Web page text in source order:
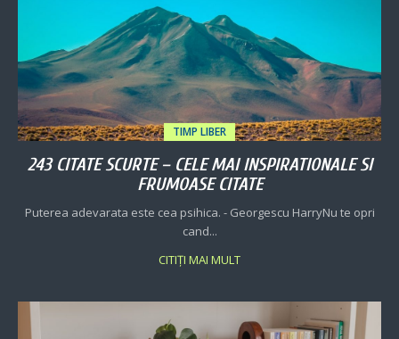
TIMP LIBER
243 CITATE SCURTE – CELE MAI INSPIRATIONALE SI
FRUMOASE CITATE
Puterea adevarata este cea psihica. - Georgescu HarryNu te opri
cand...
CITIȚI MAI MULT